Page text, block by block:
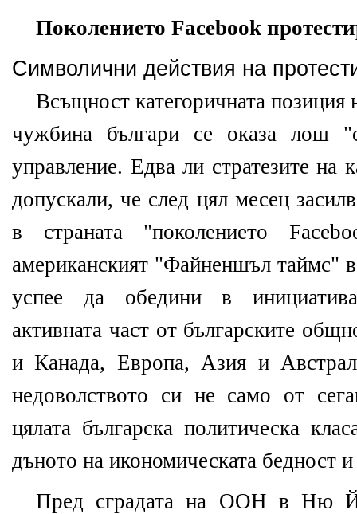
Поколението Facebook
Символични действия на
Всъщност категоричната
чужбина българи се оказа лош
управление. Едва ли стратезите на
допускали, че след цял месец
в страната "поколението
американският "Файненшъл таймс"
успее да обедини в
активната част от българските
и Канада, Европа, Азия и
недоволството си не само от
цялата българска политическа
дъното на икономическата бедност
Пред сградата на ООН в Ню